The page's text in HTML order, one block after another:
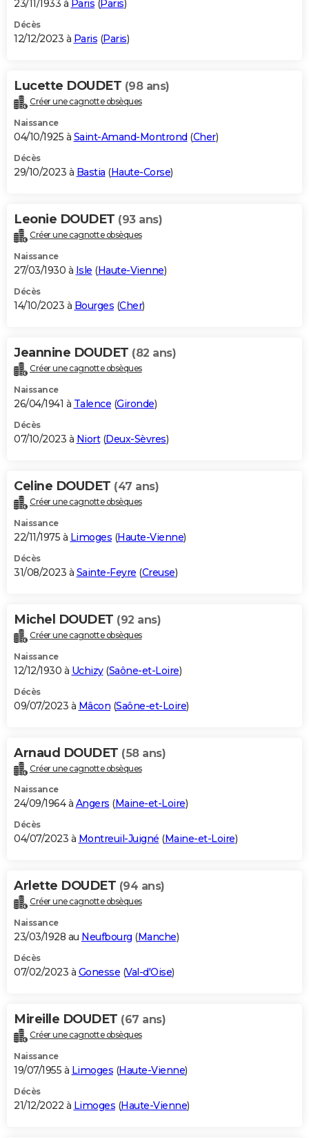
23/11/1933 à Paris (Paris)
Décès
12/12/2023 à Paris (Paris)
Lucette DOUDET (98 ans)
Créer une cagnotte obsèques
Naissance
04/10/1925 à Saint-Amand-Montrond (Cher)
Décès
29/10/2023 à Bastia (Haute-Corse)
Leonie DOUDET (93 ans)
Créer une cagnotte obsèques
Naissance
27/03/1930 à Isle (Haute-Vienne)
Décès
14/10/2023 à Bourges (Cher)
Jeannine DOUDET (82 ans)
Créer une cagnotte obsèques
Naissance
26/04/1941 à Talence (Gironde)
Décès
07/10/2023 à Niort(Deux-Sèvres)
Celine DOUDET (47 ans)
Créer une cagnotte obsèques
Naissance
22/11/1975 à Limoges (Haute-Vienne)
Décès
31/08/2023 à Sainte-Feyre (Creuse)
Michel DOUDET (92 ans)
Créer une cagnotte obsèques
Naissance
12/12/1930 à Uchizy(Saône-et-Loire)
Décès
09/07/2023 à Mâcon (Saône-et-Loire)
Arnaud DOUDET (58 ans)
Créer une cagnotte obsèques
Naissance
24/09/1964 à Angers (Maine-et-Loire)
Décès
04/07/2023 à Montreuil-Juigné (Maine-et-Loire)
Arlette DOUDET (94 ans)
Créer une cagnotte obsèques
Naissance
23/03/1928 au Neufbourg (Manche)
Décès
07/02/2023 à Gonesse (Val-d'Oise)
Mireille DOUDET (67 ans)
Créer une cagnotte obsèques
Naissance
19/07/1955 à Limoges (Haute-Vienne)
Décès
21/12/2022 à Limoges (Haute-Vienne)